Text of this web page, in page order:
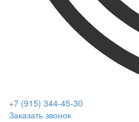
+7 (915) 344-45-30
Заказать звонок